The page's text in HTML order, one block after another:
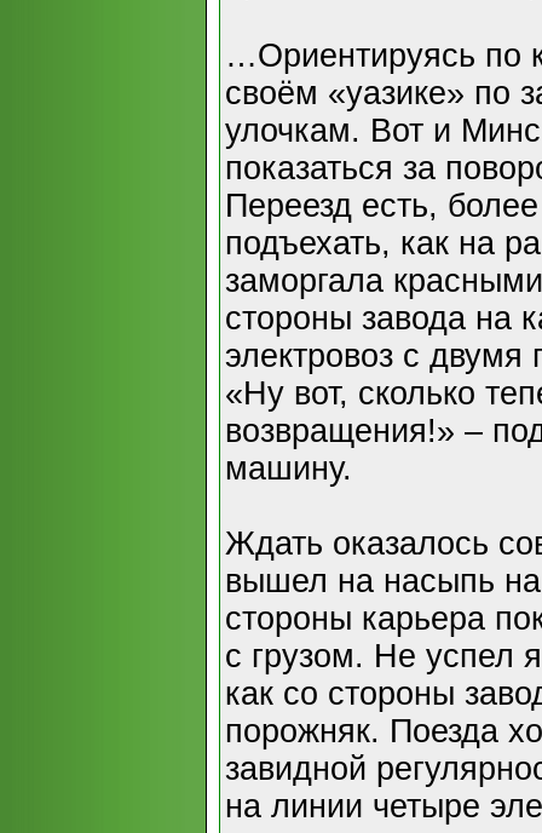
…Ориентируясь по
своём «уазике» по
улочкам. Вот и
показаться за
Переезд есть,
подъехать, как на
заморгала
стороны завода на
электровоз с
«Ну вот, сколько
возвращения!» –
машину.
Ждать оказалось
вышел на насыпь
стороны карьера
с грузом. Не успел
как со стороны
порожняк. Поезда
завидной
на линии четыре